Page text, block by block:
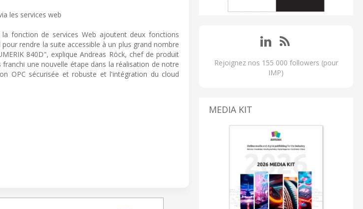
les services web
fonction de services Web ajoutent deux fonctions
rendre la suite accessible à un plus grand nombre
840D", explique Andreas Röck, chef de produit
une nouvelle étape dans la réalisation de notre
OPC sécurisée et robuste et l'intégration du cloud
Rejoignez nos 155 000 followers (pour
IMP)
MEDIA KIT